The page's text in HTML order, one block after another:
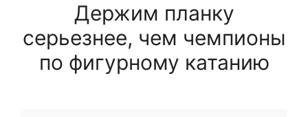
Держим планку
серьезнее, чем чемпионы
по фигурному катанию